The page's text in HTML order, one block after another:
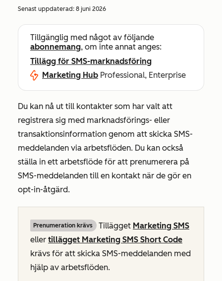
Senast uppdaterad: 8 juni 2026
Tillgänglig med något av följande
abonnemang, om inte annat anges:
Tillägg för SMS-marknadsföring
Marketing Hub Professional, Enterprise
Du kan nå ut till kontakter som har valt att
registrera sig med marknadsförings- eller
transaktionsinformation genom att skicka SMS-
meddelanden via arbetsflöden. Du kan också
ställa in ett arbetsflöde för att prenumerera på
SMS-meddelanden till en kontakt när de gör en
opt-in-åtgärd.
Prenumeration krävs Tillägget Marketing SMS
eller tillägget Marketing SMS Short Code
krävs för att skicka SMS-meddelanden med
hjälp av arbetsflöden.